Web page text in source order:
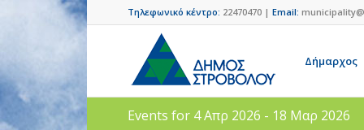
Τηλεφωνικό κέντρο: 22470470 | Email:
Δήμαρχος
Events for 4 Απρ 2026 - 18 Μαρ 2026